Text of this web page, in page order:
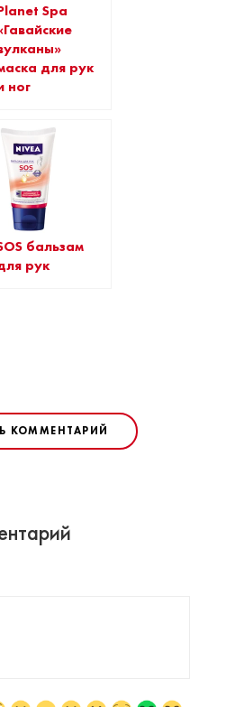
Spa
для рук
ног
бальзам
рук
КОММЕНТАРИЙ